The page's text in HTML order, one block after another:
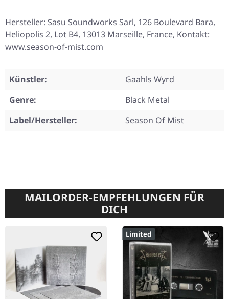
Hersteller: Sasu Soundworks Sarl, 126 Boulevard Bara,
Heliopolis 2, Lot B4, 13013 Marseille, France, Kontakt:
www.season-of-mist.com
Künstler:
Gaahls Wyrd
Genre:
Black Metal
Label/Hersteller:
Season Of Mist
MAILORDER-EMPFEHLUNGEN FÜR
DICH
Limited